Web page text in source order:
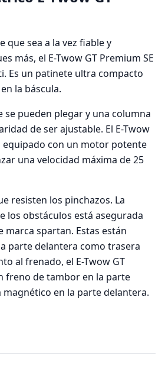
que sea a la vez fiable y
más, el E-Twow GT Premium SE
Es un patinete ultra compacto
la báscula.
se pueden plegar y una columna
de ser ajustable. El E-Twow
equipado con un motor potente
una velocidad máxima de 25
resisten los pinchazos. La
los obstáculos está asegurada
marca spartan. Estas están
parte delantera como trasera
al frenado, el E-Twow GT
freno de tambor en la parte
en la parte delantera.